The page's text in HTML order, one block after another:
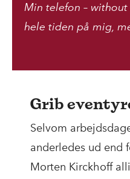
Min telefon –
hele tiden på mig,
Grib
Selvom
anderledes ud end
Morten Kirckhoff